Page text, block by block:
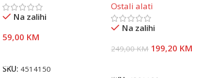
Na zalihi
59,00 KM
SKU: 4514150
Ostali alati
Na zalihi
249,00KM 199,20 KM